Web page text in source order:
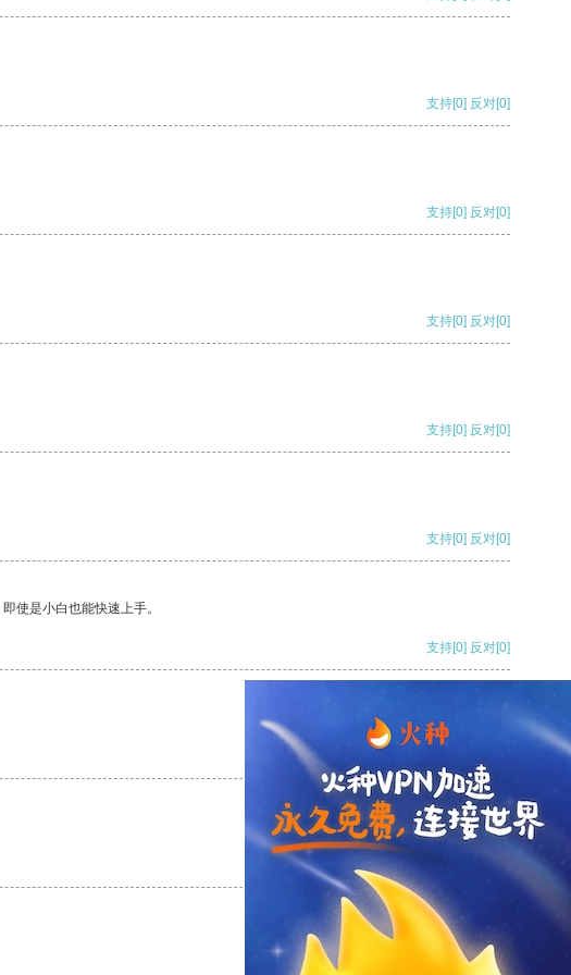
支持[0] 反对[0]
支持[0] 反对[0]
支持[0] 反对[0]
支持[0] 反对[0]
支持[0] 反对[0]
使是小白也能快速上手。
支持[0] 反对[0]
反对